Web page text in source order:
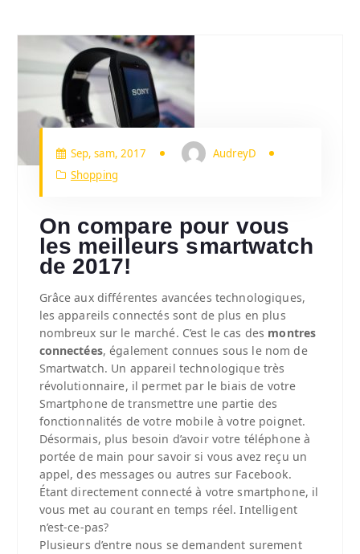
Sep, sam, 2017
AudreyD
Shopping
On compare pour vous
les meilleurs smartwatch
de 2017!
Grâce aux différentes avancées technologiques,
les appareils connectés sont de plus en plus
nombreux sur le marché. C’est le cas des montres
connectées, également connues sous le nom de
Smartwatch. Un appareil technologique très
révolutionnaire, il permet par le biais de votre
Smartphone de transmettre une partie des
fonctionnalités de votre mobile à votre poignet.
Désormais, plus besoin d’avoir votre téléphone à
portée de main pour savoir si vous avez reçu un
appel, des messages ou autres sur Facebook.
Étant directement connecté à votre smartphone, il
vous met au courant en temps réel. Intelligent
n’est-ce-pas?
Plusieurs d’entre nous se demandent surement